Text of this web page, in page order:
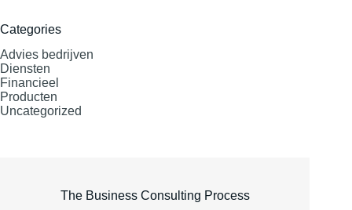
Categories
Advies bedrijven
Diensten
Financieel
Producten
Uncategorized
The Business Consulting Process